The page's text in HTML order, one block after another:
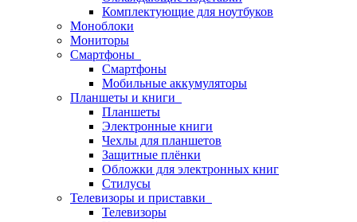
Комплектующие для ноутбуков
Моноблоки
Мониторы
Смартфоны
Смартфоны
Мобильные аккумуляторы
Планшеты и книги
Планшеты
Электронные книги
Чехлы для планшетов
Защитные плёнки
Обложки для электронных книг
Стилусы
Телевизоры и приставки
Телевизоры